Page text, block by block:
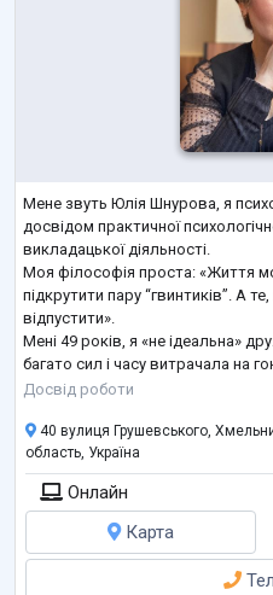
Мене звуть Юлія Шнурова, я
досвідом практичної
викладацької діяльності.
Моя філософія проста: «Життя
підкрутити пару “гвинтиків”. А
відпустити».
Мені 49 років, я «не ідеальна»
багато сил і часу витрачала на
тепер приймаю себе такою,
Мої клієнти — жінки та чоловіки
Досвід роботи
40 вулиця Грушевського,
область, Україна
Онлайн
Карта